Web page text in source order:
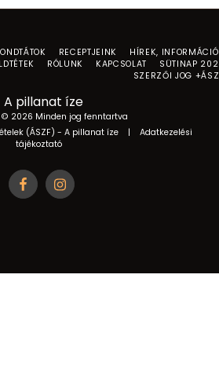
A pillanat íze
2026 Minden jog fenntartva
(ÁSZF) - A pillanat íze| Adatkezelési
tájékoztató
RECEPTJEINK
HÍREK,
RÓLUNK KAPCSOLAT
SÜTINAP
SZERZŐI JOG